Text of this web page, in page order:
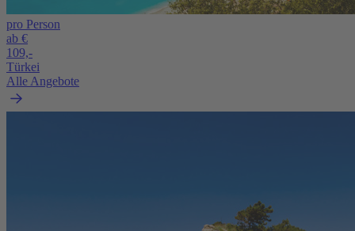
pro Person
ab €
109,-
Türkei
Alle Angebote